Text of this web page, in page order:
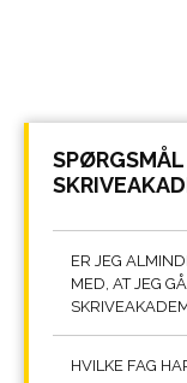
ER JEG
MED, AT JEG
HVILKE FAG